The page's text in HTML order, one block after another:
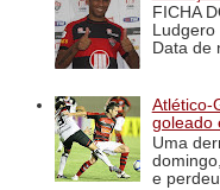
FICHA
Data de
Atlético-
goleado
Uma
e